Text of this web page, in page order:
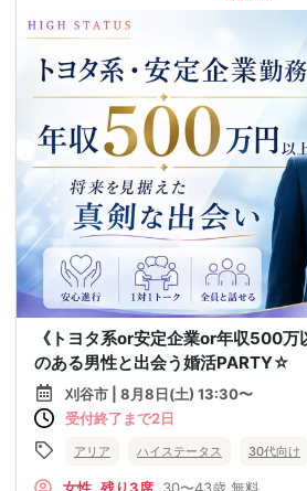
《トヨタ系or安定企業or年収500万
のある男性と出会う婚活PARTY☆
刈谷市 | 8月8日(土) 13:30〜
受付終了まで2日
アリア ハイステータス 30代向け